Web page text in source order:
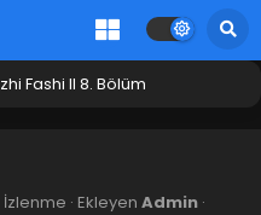
Fashi II 8. Bölüm
İzlenme · Ekleyen Admin ·